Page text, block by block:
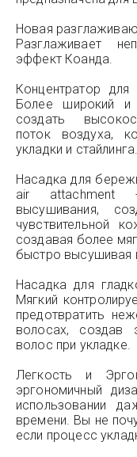
Новая
Разглаживает
эффект Коанда.
Концентратор
Более широкий и
создать
поток воздуха,
укладки и стайлинга.
Насадка для
air attachment
высушивания,
чувствительной
создавая более
быстро высушивая
Насадка для
Мягкий
предотвратить
волосах, создав
волос при укладке.
Легкость и
эргономичный
использовании
времени. Вы не
если процесс